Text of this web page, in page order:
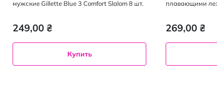
мужские Gillette Blue 3 Comfort Slalom 8 шт.
249,00 ₴
Купить
плавающими
269,00 ₴